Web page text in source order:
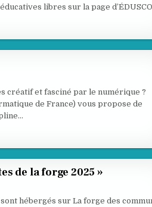
libres sur la page
créatif et fasciné par le numérique ?
de France) vous propose de
de la forge 2025 »
hébergés sur La forge des